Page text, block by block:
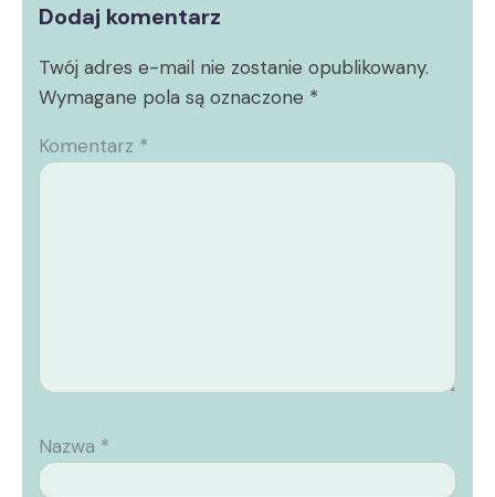
Dodaj komentarz
Twój adres e-mail nie zostanie opublikowany.
Wymagane pola są oznaczone *
Komentarz *
Nazwa *